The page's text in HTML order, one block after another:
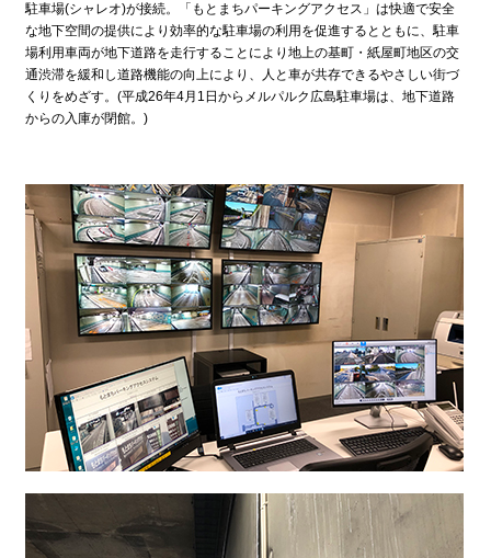
駐車場(シャレオ)が接続。「もとまちパーキングアクセス」は快適で安全
な地下空間の提供により効率的な駐車場の利用を促進するとともに、駐車
場利用車両が地下道路を走行することにより地上の基町・紙屋町地区の交
通渋滞を緩和し道路機能の向上により、人と車が共存できるやさしい街づ
くりをめざす。(平成26年4月1日からメルパルク広島駐車場は、地下道路
からの入庫が閉館。)